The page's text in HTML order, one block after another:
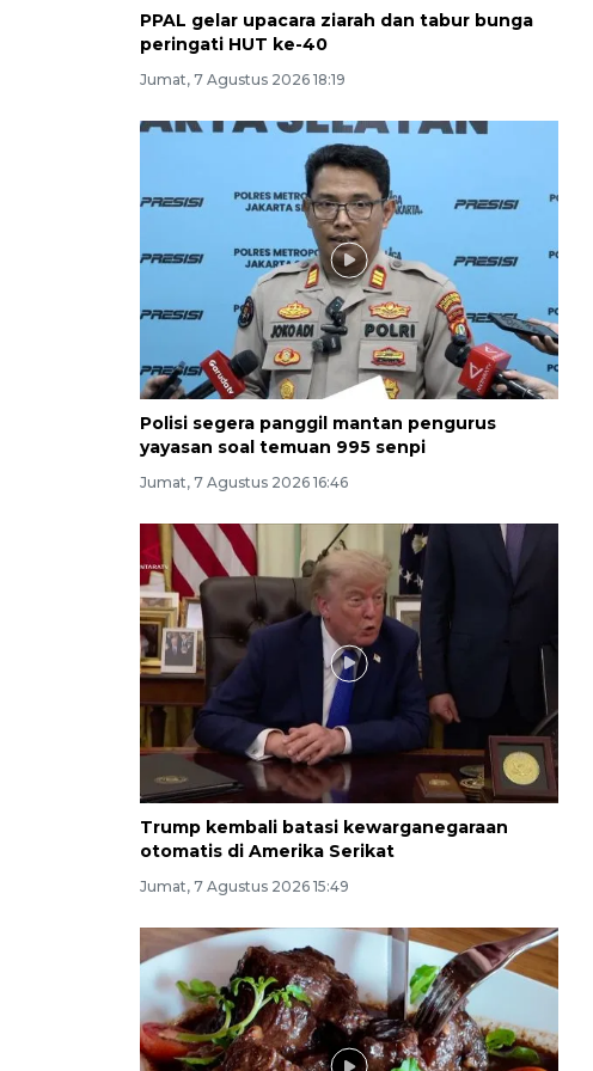
PPAL gelar upacara ziarah dan tabur bunga
peringati HUT ke-40
Jumat, 7 Agustus 2026 18:19
Polisi segera panggil mantan pengurus
yayasan soal temuan 995 senpi
Jumat, 7 Agustus 2026 16:46
Trump kembali batasi kewarganegaraan
otomatis di Amerika Serikat
Jumat, 7 Agustus 2026 15:49